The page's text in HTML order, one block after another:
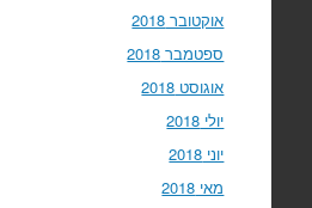
אוקטובר 2018
ספטמבר 2018
אוגוסט 2018
יולי 2018
יוני 2018
מאי 2018